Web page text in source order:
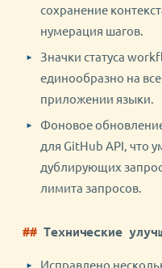
сохранение
нумерация шагов.
Значки статуса
единообразно на
приложении языки.
Фоновое
для GitHub API, что
дублирующих
лимита запросов.
Технические
Исправлено